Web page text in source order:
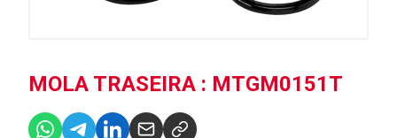
MOLA TRASEIRA : MTGM0151T